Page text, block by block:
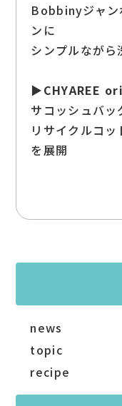
Bobbinyジャン
ンに
シンプルながら
▶CHYAREE
サコッシュバッ
リサイクルコ
を展開
news
topic
recipe